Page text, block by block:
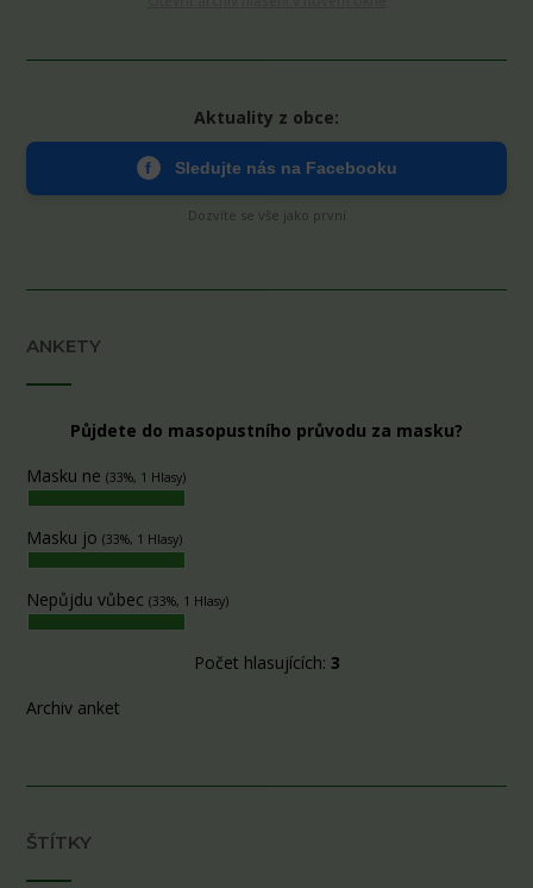
Aktuality z obce:
f Sledujte nás na Facebooku
Dozvíte se vše jako první
ANKETY
Půjdete do masopustního průvodu za masku?
Masku ne (33%, 1 Hlasy)
Masku jo (33%, 1 Hlasy)
Nepůjdu vůbec (33%, 1 Hlasy)
Počet hlasujících: 3
Archiv anket
ŠTÍTKY